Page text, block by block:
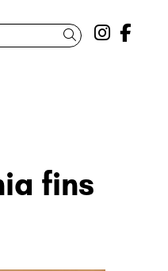
Link a
Link
Cercar
fins